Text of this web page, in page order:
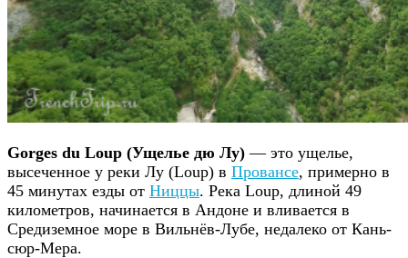
Gorges du Loup (Ущелье дю Лу) — это ущелье,
высеченное у реки Лу (Loup) в Провансе, примерно в
45 минутах езды от Ниццы. Река Loup, длиной 49
километров, начинается в Андоне и вливается в
Средиземное море в Вильнёв-Лубе, недалеко от Кань-
сюр-Мера.